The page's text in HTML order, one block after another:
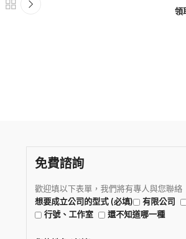
領
免費諮詢
歡迎填以下表單，我們將有專人與您聯絡
想要成立公司的型式 (必填)
有限公司
行號、工作室
還不知道哪一種